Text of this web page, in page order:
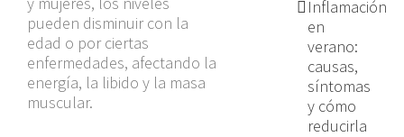
pueden disminuir con la
edad o por ciertas
enfermedades, afectando la
energía, la libido y la masa
muscular.
Inflamación
en
verano:
causas,
síntomas
y cómo
reducirla